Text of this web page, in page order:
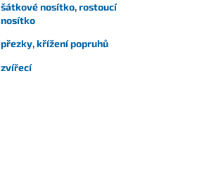
šátkové nosítko,rostoucí
nosítko
přezky,křížení popruhů
zvířecí